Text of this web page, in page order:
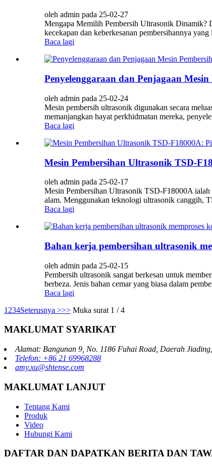
oleh admin pada 25-02-27
Mengapa Memilih Pembersih Ultrasonik Dinamik?
kecekapan dan keberkesanan pembersihannya
Baca lagi
Penyelenggaraan dan Penjagaan
oleh admin pada 25-02-24
Mesin pembersih ultrasonik digunakan secara
memanjangkan hayat perkhidmatan mereka,
Baca lagi
Mesin Pembersihan Ultrasonik TSD-
oleh admin pada 25-02-17
Mesin Pembersihan Ultrasonik TSD-F18000A ialah
alam. Menggunakan teknologi ultrasonik canggih,
Baca lagi
Bahan kerja pembersihan ultrasonik
oleh admin pada 25-02-15
Pembersih ultrasonik sangat berkesan untuk
berbeza. Jenis bahan cemar yang biasa dalam
Baca lagi
1 234Seterusnya >>> Muka surat 1 / 4
MAKLUMAT SYARIKAT
Alamat: Bangunan 9, No. 1186 Fuhai Road, Daerah
Telefon: +86 21 69968288
amy.xu@shtense.com
MAKLUMAT LANJUT
Tentang Kami
Produk
Video
Hubungi Kami
DAFTAR DAN DAPATKAN BERITA DAN